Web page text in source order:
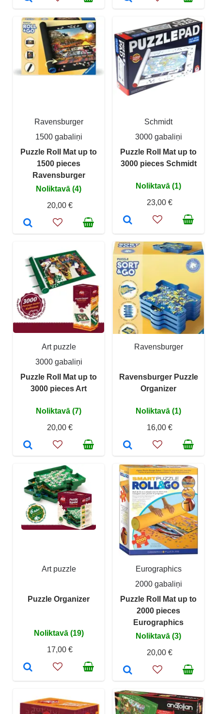
Ravensburger
1500 gabaliņi
Puzzle Roll Mat up to
1500 pieces
Ravensburger
Noliktavā (4)
20,00 €
Schmidt
3000 gabaliņi
Puzzle Roll Mat up to
3000 pieces Schmidt
Noliktavā (1)
23,00 €
Art puzzle
3000 gabaliņi
Puzzle Roll Mat up to
3000 pieces Art
Noliktavā (7)
20,00 €
Ravensburger
Ravensburger Puzzle
Organizer
Noliktavā (1)
16,00 €
Art puzzle
Puzzle Organizer
Noliktavā (19)
17,00 €
Eurographics
2000 gabaliņi
Puzzle Roll Mat up to
2000 pieces
Eurographics
Noliktavā (3)
20,00 €